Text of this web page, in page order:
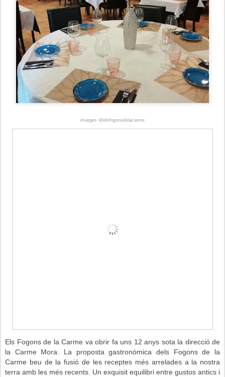
imatges @elsfogonsdelacarme
Els Fogons de la Carme va obrir fa uns 12 anys sota la direcció de
la Carme Mora. La proposta gastronòmica dels Fogons de la
Carme beu de la fusió de les receptes més arrelades a la nostra
terra amb les més recents. Un exquisit equilibri entre gustos antics i